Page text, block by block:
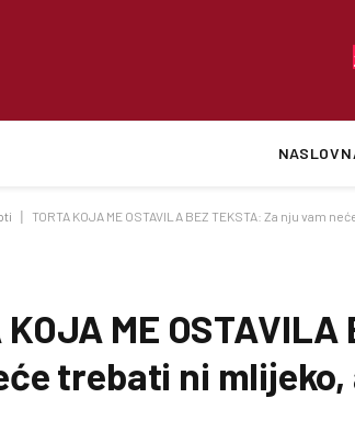
TORTA KOJA ME OSTAVILA BEZ TEKSTA: Za nju vam
KOJA ME
trebati ni mlijeko,